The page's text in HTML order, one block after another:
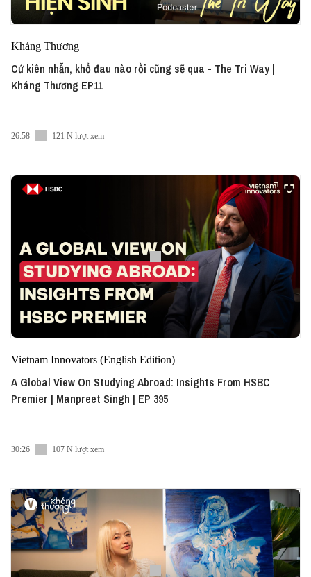
Kháng Thương
Cứ kiên nhẫn, khổ đau nào rồi cũng sẽ qua - The Tri Way |
Kháng Thương EP11
26:58 121 N lượt xem
Vietnam Innovators (English Edition)
A Global View On Studying Abroad: Insights From HSBC
Premier | Manpreet Singh | EP 395
30:26 107 N lượt xem